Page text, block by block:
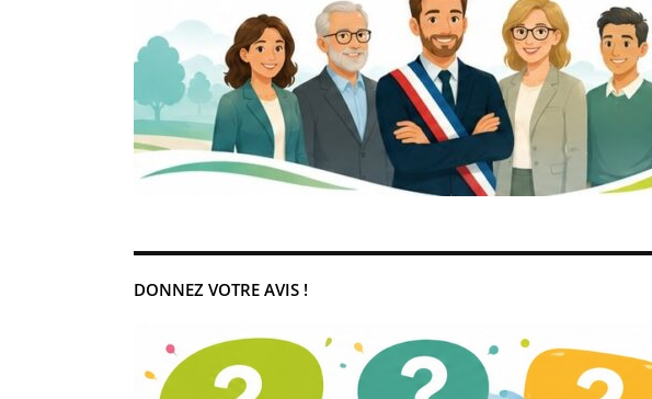
DONNEZ VOTRE AVIS !